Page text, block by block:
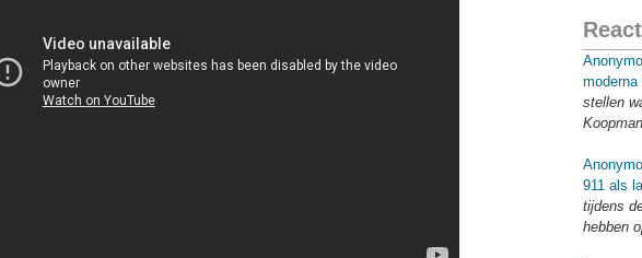
moderna
stellen
911 als
tijdens
hebben